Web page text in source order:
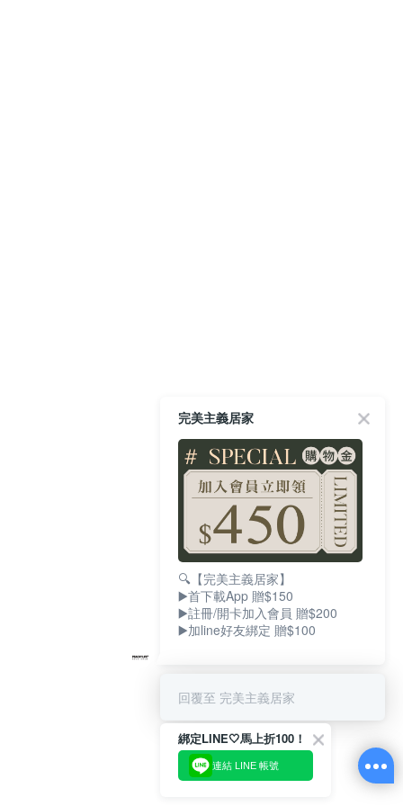
完美主義居家
🔍【完美主義居家】
▶️首下載App 贈$150
▶️註冊/開卡加入會員 贈$200
▶️加line好友綁定 贈$100
回覆至 完美主義居家
綁定LINE🤍馬上折100！
連結 LINE 帳號